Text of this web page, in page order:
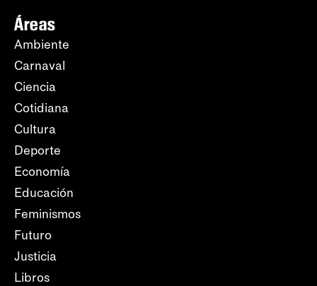
Áreas
Ambiente
Carnaval
Ciencia
Cotidiana
Cultura
Deporte
Economía
Educación
Feminismos
Futuro
Justicia
Libros